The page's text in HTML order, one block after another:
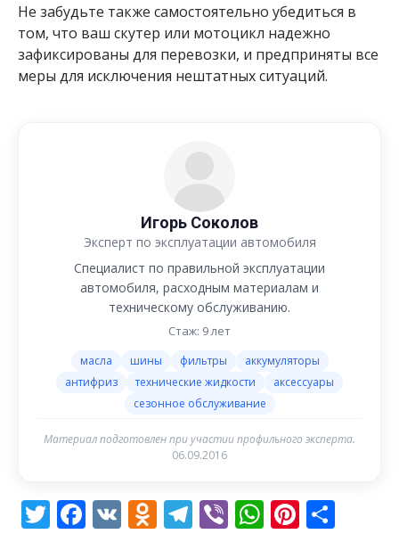
Не забудьте также самостоятельно убедиться в
том, что ваш скутер или мотоцикл надежно
зафиксированы для перевозки, и предприняты все
меры для исключения нештатных ситуаций.
Игорь Соколов
Эксперт по эксплуатации автомобиля
Специалист по правильной эксплуатации
автомобиля, расходным материалам и
техническому обслуживанию.
Стаж: 9 лет
масла шины фильтры
аккумуляторы
антифриз
технические жидкости
аксессуары
сезонное обслуживание
Материал подготовлен при участии профильного эксперта.
06.09.2016
Twitter
Facebook
VK Odnoklassniki
Telegram
Viber